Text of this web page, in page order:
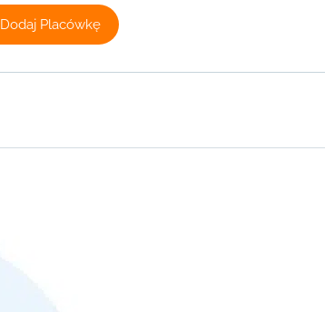
Dodaj Placówkę